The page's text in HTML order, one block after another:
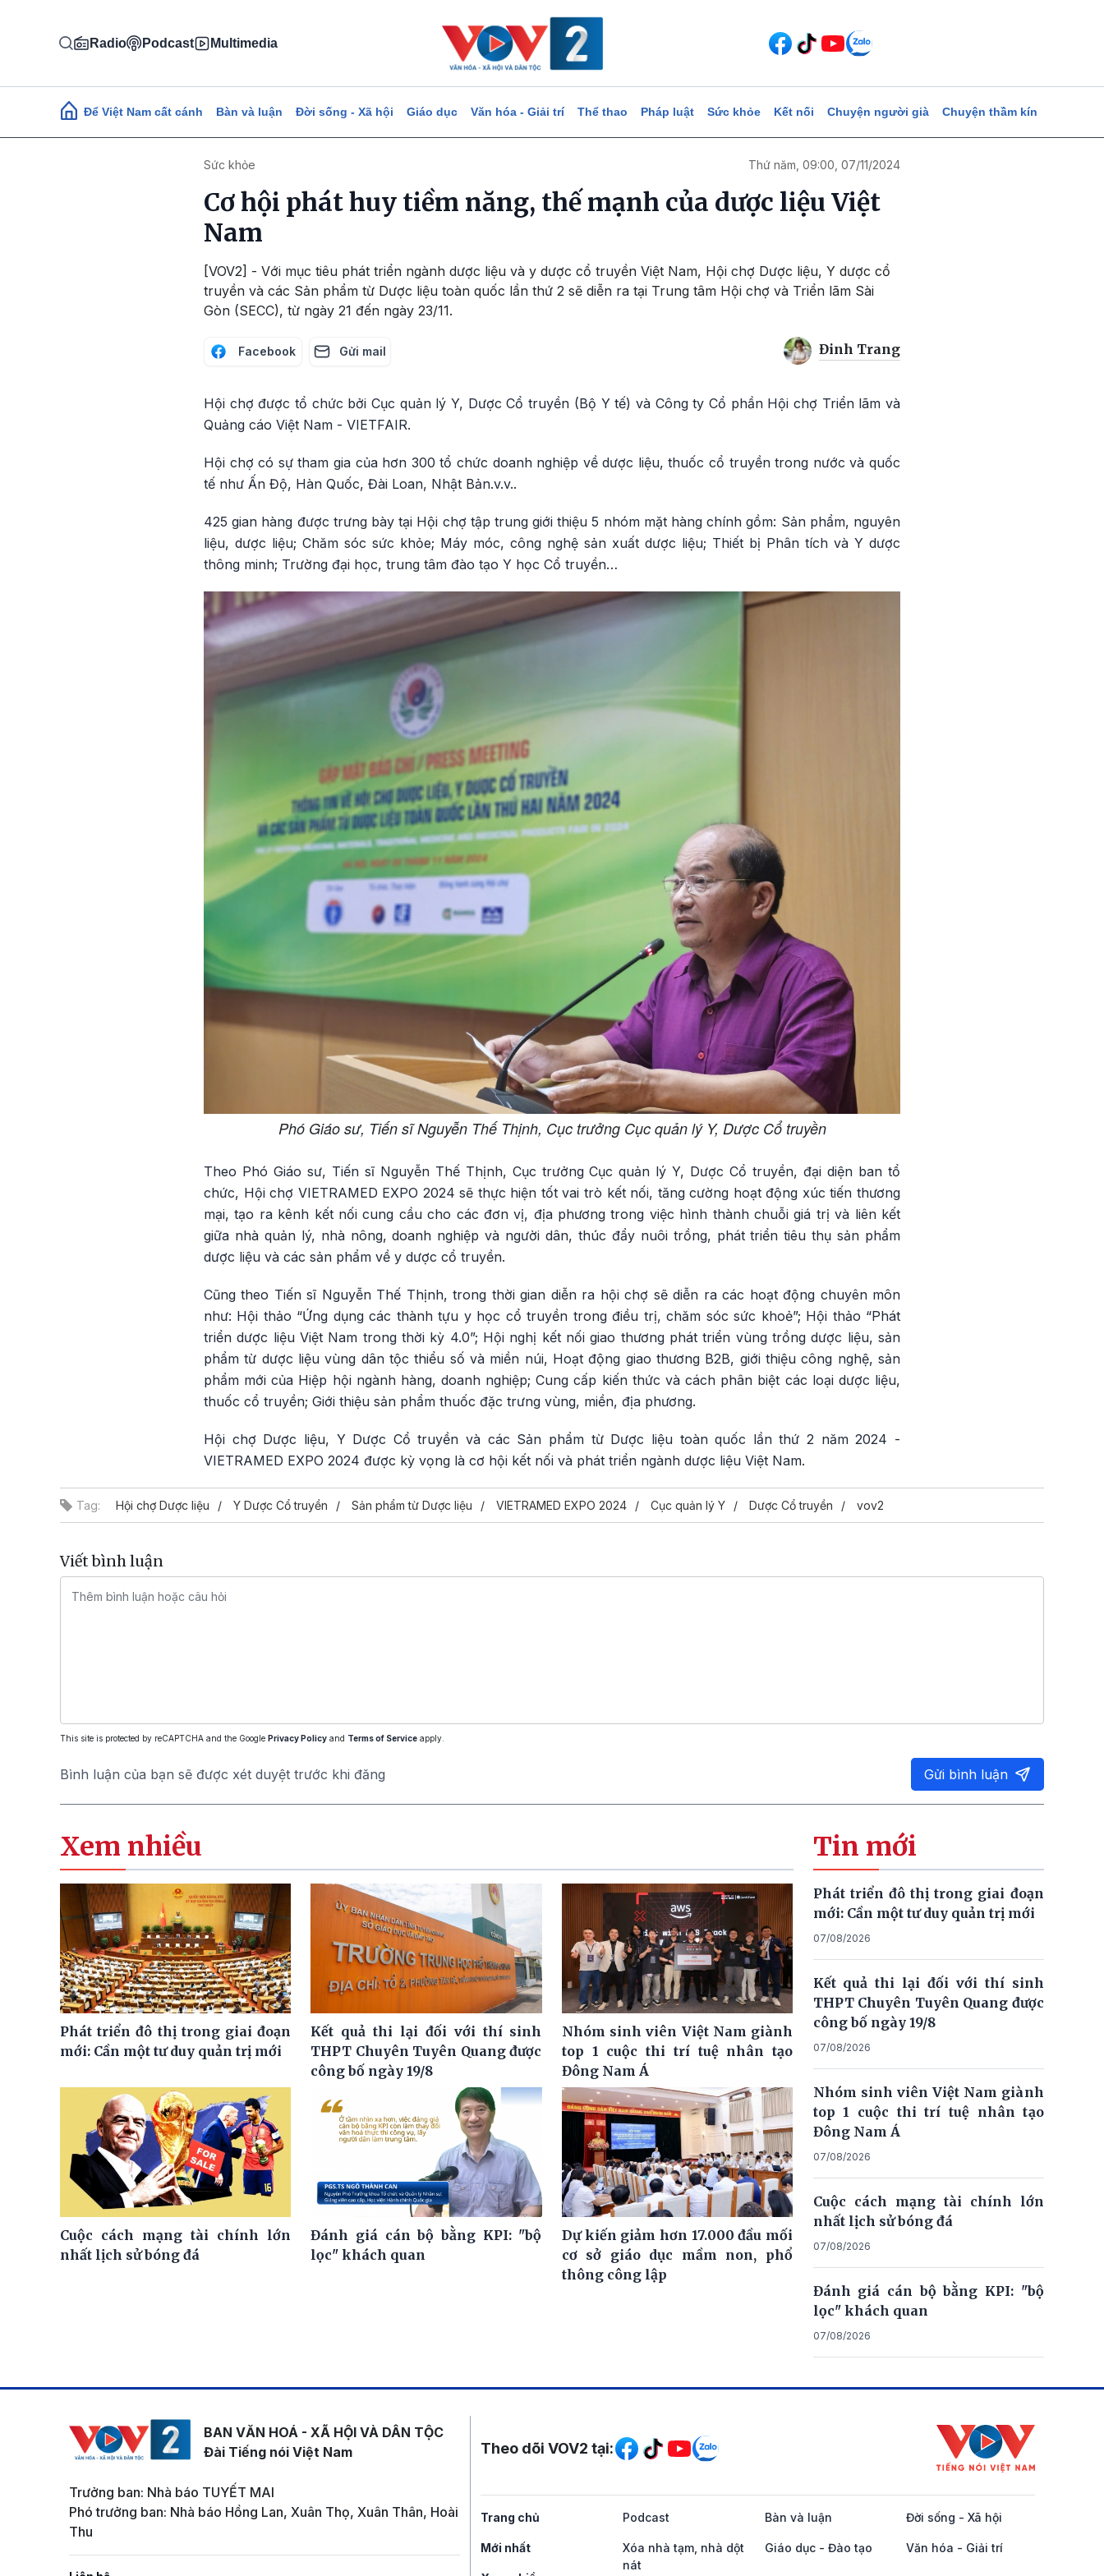
Radio Podcast Multimedia
Main navigation
Để Việt Nam cất cánh Bàn và luận Đời sống - Xã hội Giáo dục Văn hóa - Giải trí Thể thao Pháp luật Sức khỏe Kết nối Chuyện người già Chuyện thầm kín
Sức khỏe Thứ năm, 09:00, 07/11/2024
Cơ hội phát huy tiềm năng, thế mạnh của dược liệu Việt
Nam
[VOV2] - Với mục tiêu phát triển ngành dược liệu và y dược cổ truyền Việt Nam, Hội chợ Dược liệu, Y dược cổ
truyền và các Sản phẩm từ Dược liệu toàn quốc lần thứ 2 sẽ diễn ra tại Trung tâm Hội chợ và Triển lãm Sài
Gòn (SECC), từ ngày 21 đến ngày 23/11.
Facebook Gửi mail Đinh Trang
Hội chợ được tổ chức bởi Cục quản lý Y, Dược Cổ truyền (Bộ Y tế) và Công ty Cổ phần Hội chợ Triển lãm và
Quảng cáo Việt Nam - VIETFAIR.
Hội chợ có sự tham gia của hơn 300 tổ chức doanh nghiệp về dược liệu, thuốc cổ truyền trong nước và quốc
tế như Ấn Độ, Hàn Quốc, Đài Loan, Nhật Bản.v.v..
425 gian hàng được trưng bày tại Hội chợ tập trung giới thiệu 5 nhóm mặt hàng chính gồm: Sản phẩm, nguyên
liệu, dược liệu; Chăm sóc sức khỏe; Máy móc, công nghệ sản xuất dược liệu; Thiết bị Phân tích và Y dược
thông minh; Trường đại học, trung tâm đào tạo Y học Cổ truyền…
Phó Giáo sư, Tiến sĩ Nguyễn Thế Thịnh, Cục trưởng Cục quản lý Y, Dược Cổ truyền
Theo Phó Giáo sư, Tiến sĩ Nguyễn Thế Thịnh, Cục trưởng Cục quản lý Y, Dược Cổ truyền, đại diện ban tổ
chức, Hội chợ VIETRAMED EXPO 2024 sẽ thực hiện tốt vai trò kết nối, tăng cường hoạt động xúc tiến thương
mại, tạo ra kênh kết nối cung cầu cho các đơn vị, địa phương trong việc hình thành chuỗi giá trị và liên kết
giữa nhà quản lý, nhà nông, doanh nghiệp và người dân, thúc đẩy nuôi trồng, phát triển tiêu thụ sản phẩm
dược liệu và các sản phẩm về y dược cổ truyền.
Cũng theo Tiến sĩ Nguyễn Thế Thịnh, trong thời gian diễn ra hội chợ sẽ diễn ra các hoạt động chuyên môn
như: Hội thảo “Ứng dụng các thành tựu y học cổ truyền trong điều trị, chăm sóc sức khoẻ”; Hội thảo “Phát
triển dược liệu Việt Nam trong thời kỳ 4.0”; Hội nghị kết nối giao thương phát triển vùng trồng dược liệu, sản
phẩm từ dược liệu vùng dân tộc thiểu số và miền núi, Hoạt động giao thương B2B, giới thiệu công nghệ, sản
phẩm mới của Hiệp hội ngành hàng, doanh nghiệp; Cung cấp kiến thức và cách phân biệt các loại dược liệu,
thuốc cổ truyền; Giới thiệu sản phẩm thuốc đặc trưng vùng, miền, địa phương.
Hội chợ Dược liệu, Y Dược Cổ truyền và các Sản phẩm từ Dược liệu toàn quốc lần thứ 2 năm 2024 -
VIETRAMED EXPO 2024 được kỳ vọng là cơ hội kết nối và phát triển ngành dược liệu Việt Nam.
Tag: Hội chợ Dược liệu Y Dược Cổ truyền Sản phẩm từ Dược liệu VIETRAMED EXPO 2024 Cục quản lý Y Dược Cổ truyền vov2
Viết bình luận
This site is protected by reCAPTCHA and the Google Privacy Policy and Terms of Service apply.
Bình luận của bạn sẽ được xét duyệt trước khi đăng Gửi bình luận
Xem nhiều
Phát triển đô thị trong giai đoạn
mới: Cần một tư duy quản trị mới
Kết quả thi lại đối với thí sinh
THPT Chuyên Tuyên Quang được
công bố ngày 19/8
Nhóm sinh viên Việt Nam giành
top 1 cuộc thi trí tuệ nhân tạo
Đông Nam Á
Cuộc cách mạng tài chính lớn
nhất lịch sử bóng đá
Đánh giá cán bộ bằng KPI: "bộ
lọc" khách quan
Dự kiến giảm hơn 17.000 đầu mối
cơ sở giáo dục mầm non, phổ
thông công lập
Tin mới
Phát triển đô thị trong giai đoạn
mới: Cần một tư duy quản trị mới
07/08/2026
Kết quả thi lại đối với thí sinh
THPT Chuyên Tuyên Quang được
công bố ngày 19/8
07/08/2026
Nhóm sinh viên Việt Nam giành
top 1 cuộc thi trí tuệ nhân tạo
Đông Nam Á
07/08/2026
Cuộc cách mạng tài chính lớn
nhất lịch sử bóng đá
07/08/2026
Đánh giá cán bộ bằng KPI: "bộ
lọc" khách quan
07/08/2026
BAN VĂN HOÁ - XÃ HỘI VÀ DÂN TỘC
Đài Tiếng nói Việt Nam
Trưởng ban: Nhà báo TUYẾT MAI
Phó trưởng ban: Nhà báo Hồng Lan, Xuân Thọ, Xuân Thân, Hoài
Thu
Mạng xã hội
Theo dõi VOV2 tại:
Trang chủ
Mới nhất
Podcast Bàn và luận Đời sống - Xã hội
Xóa nhà tạm, nhà dột
nát
Giáo dục - Đào tạo Văn hóa - Giải trí